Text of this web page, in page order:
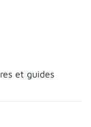
et guides